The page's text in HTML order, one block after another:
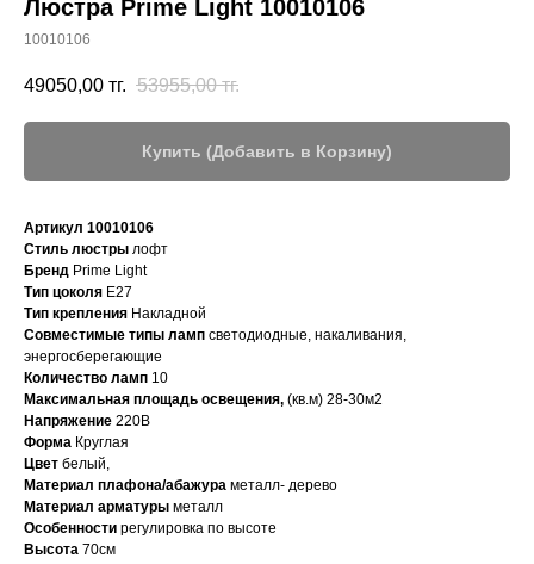
Люстра Prime Light 10010106
10010106
49050,00 тг. 53955,00 тг.
Купить (Добавить в Корзину)
Артикул 10010106
Стиль люстры лофт
Бренд Prime Light
Тип цоколя E27
Тип крепления Накладной
Совместимые типы ламп светодиодные, накаливания,
энергосберегающие
Количество ламп 10
Максимальная площадь освещения, (кв.м) 28-30м2
Напряжение 220В
Форма Круглая
Цвет белый,
Материал плафона/абажура металл- дерево
Материал арматуры металл
Особенности регулировка по высоте
Высота 70см